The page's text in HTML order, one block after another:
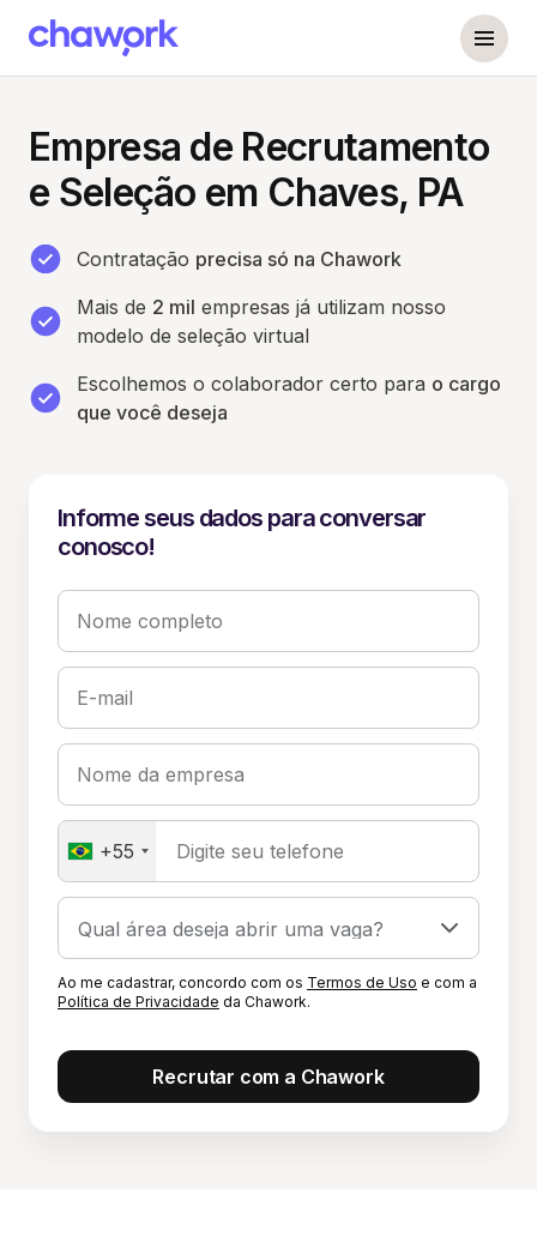
Empresa de Recrutamento
e Seleção em Chaves, PA
Contratação precisa só na Chawork
Mais de 2 mil empresas já utilizam nosso
modelo de seleção virtual
Escolhemos o colaborador certo para o cargo
que você deseja
Informe seus dados para conversar
conosco!
Nome completo
E-mail
Nome da empresa
+55 Digite seu telefone
Ao me cadastrar, concordo com os Termos de Uso e com a
Política de Privacidade da Chawork.
Recrutar com a Chawork